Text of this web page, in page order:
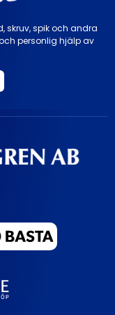
skruv, spik och andra
personlig hjälp av